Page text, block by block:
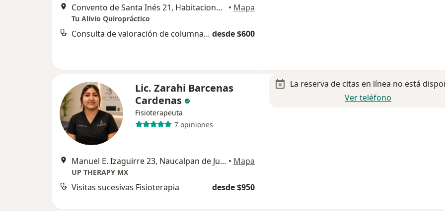
Convento de Santa Inés 21, Habitacional Jardines de Santa Monica, Tlalnepantla de Baz • Mapa
Tu Alivio Quiropráctico
Consulta de valoración de columna vertebral desde $600
Lic. Zarahi Barcenas
Cardenas
Fisioterapeuta
7 opiniones
Manuel E. Izaguirre 23, Naucalpan de Juárez • Mapa
UP THERAPY MX
Visitas sucesivas Fisioterapia desde $950
La reserva de citas en línea no está
Ver teléfono